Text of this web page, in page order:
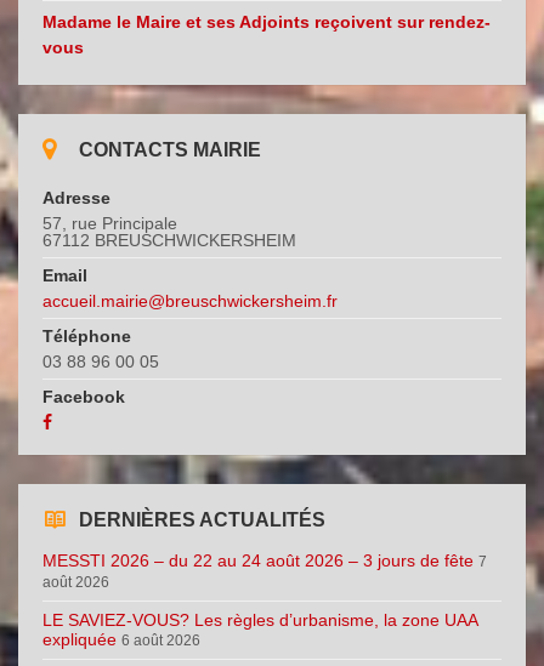
Madame le Maire et ses Adjoints reçoivent sur rendez-
vous
CONTACTS MAIRIE
Adresse
57, rue Principale
67112 BREUSCHWICKERSHEIM
Email
accueil.mairie@breuschwickersheim.fr
Téléphone
03 88 96 00 05
Facebook
DERNIÈRES ACTUALITÉS
MESSTI 2026 – du 22 au 24 août 2026 – 3 jours de fête 7
août 2026
LE SAVIEZ-VOUS? Les règles d’urbanisme, la zone UAA
expliquée 6 août 2026